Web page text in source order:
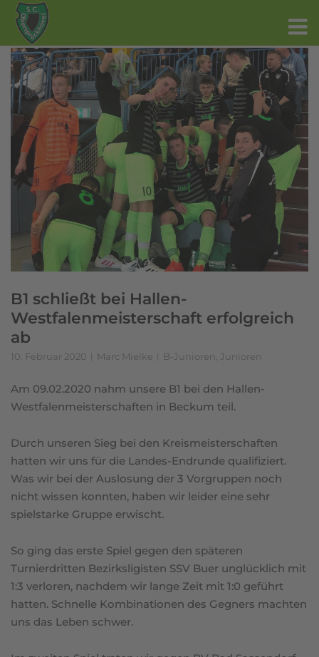
B1 schließt bei Hallen-
Westfalenmeisterschaft erfolgreich
ab
10. Februar 2020 Marc Mielke B-Junioren Junioren
Am 09.02.2020 nahm unsere B1 bei den Hallen-
Westfalenmeisterschaften in Beckum teil.
Durch unseren Sieg bei den Kreismeisterschaften
hatten wir uns für die Landes-Endrunde qualifiziert.
Was wir bei der Auslosung der 3 Vorgruppen noch
nicht wissen konnten, haben wir leider eine sehr
spielstarke Gruppe erwischt.
So ging das erste Spiel gegen den späteren
Turnierdritten Bezirksligisten SSV Buer unglücklich mit
1:3 verloren, nachdem wir lange Zeit mit 1:0 geführt
hatten. Schnelle Kombinationen des Gegners machten
uns das Leben schwer.